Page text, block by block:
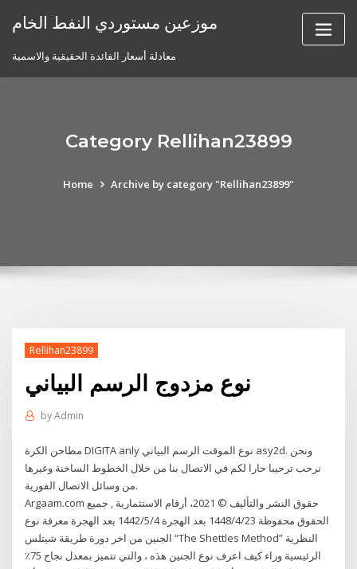
موزعين مستوردي النفط الخام
معادلة أسعار الفائدة الحقيقية والاسمية
Category Rellihan23899
Home Archive by category "Rellihan23899"
Rellihan23899
نوع مزدوج الرسم البياني
byAdmin
مطاحن الكرة DIGITA anly نوع الموقت الرسم البياني asy2d. ونحن
نرحب ترحيبا حارا لكم في الاتصال بنا من خلال الخطوط الساخنة وغيرها
من وسائل الاتصال الفورية.
Argaam.com حقوق النشر والتأليف © 2021، أرقام الاستثمارية , جميع
الحقوق محفوظة 23‏‏/4‏‏/1448 بعد الهجرة 4‏‏/5‏‏/1442 بعد الهجرة معرفة نوع
الجنين من اخر دورة طريقة شيتلس “The Shettles Method” النظرية
الرئيسية وراء كيف اعرف نوع الجنين هذه ، والتي تتميز بمعدل نجاح 75٪